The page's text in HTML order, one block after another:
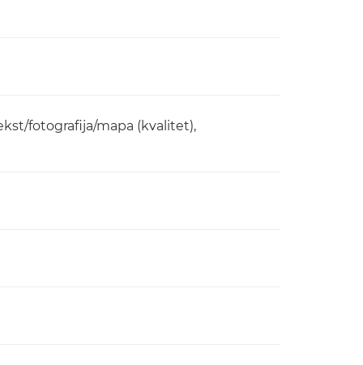
fotografija/mapa (kvalitet),